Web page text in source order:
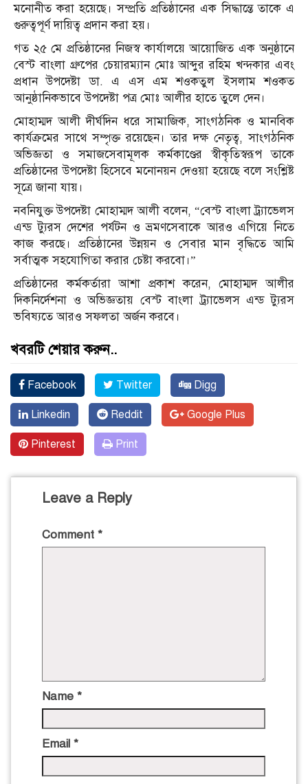
মনোনীত করা হয়েছে। সম্প্রতি প্রতিষ্ঠানের এক সিদ্ধান্তে তাকে এ
গুরুত্বপূর্ণ দায়িত্ব প্রদান করা হয়।
গত ২৫ মে প্রতিষ্ঠানের নিজস্ব কার্যালয়ে আয়োজিত এক অনুষ্ঠানে
বেস্ট বাংলা গ্রুপের চেয়ারম্যান মোঃ আব্দুর রহিম খন্দকার এবং
প্রধান উপদেষ্টা ডা. এ এস এম শওকতুল ইসলাম শওকত
আনুষ্ঠানিকভাবে উপদেষ্টা পত্র মোঃ আলীর হাতে তুলে দেন।
মোহাম্মদ আলী দীর্ঘদিন ধরে সামাজিক, সাংগঠনিক ও মানবিক
কার্যক্রমের সাথে সম্পৃক্ত রয়েছেন। তার দক্ষ নেতৃত্ব, সাংগঠনিক
অভিজ্ঞতা ও সমাজসেবামূলক কর্মকাণ্ডের স্বীকৃতিস্বরূপ তাকে
প্রতিষ্ঠানের উপদেষ্টা হিসেবে মনোনয়ন দেওয়া হয়েছে বলে সংশ্লিষ্ট
সূত্রে জানা যায়।
নবনিযুক্ত উপদেষ্টা মোহাম্মদ আলী বলেন, “বেস্ট বাংলা ট্র্যাভেলস
এন্ড ট্যুরস দেশের পর্যটন ও ভ্রমণসেবাকে আরও এগিয়ে নিতে
কাজ করছে। প্রতিষ্ঠানের উন্নয়ন ও সেবার মান বৃদ্ধিতে আমি
সর্বাত্মক সহযোগিতা করার চেষ্টা করবো।”
প্রতিষ্ঠানের কর্মকর্তারা আশা প্রকাশ করেন, মোহাম্মদ আলীর
দিকনির্দেশনা ও অভিজ্ঞতায় বেস্ট বাংলা ট্র্যাভেলস এন্ড ট্যুরস
ভবিষ্যতে আরও সফলতা অর্জন করবে।
খবরটি শেয়ার করুন..
Facebook Twitter Digg
Linkedin Reddit Google Plus
Pinterest Print
Leave a Reply
Comment *
Name *
Email *